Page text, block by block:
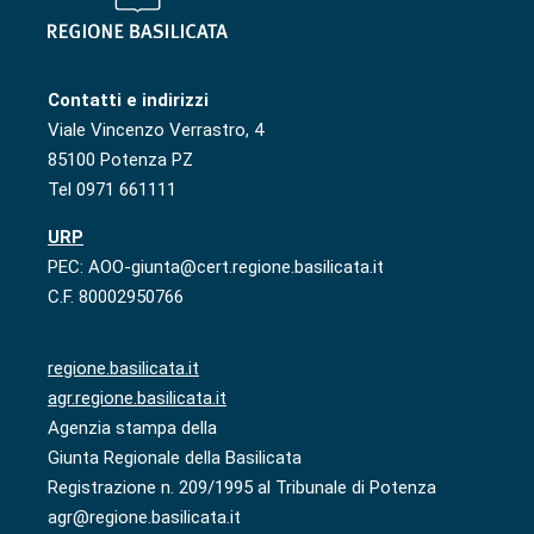
Contatti e indirizzi
Viale Vincenzo Verrastro, 4
85100 Potenza PZ
Tel 0971 661111
URP
PEC: AOO-giunta@cert.regione.basilicata.it
C.F. 80002950766
regione.basilicata.it
agr.regione.basilicata.it
Agenzia stampa della
Giunta Regionale della Basilicata
Registrazione n. 209/1995 al Tribunale di Potenza
agr@regione.basilicata.it